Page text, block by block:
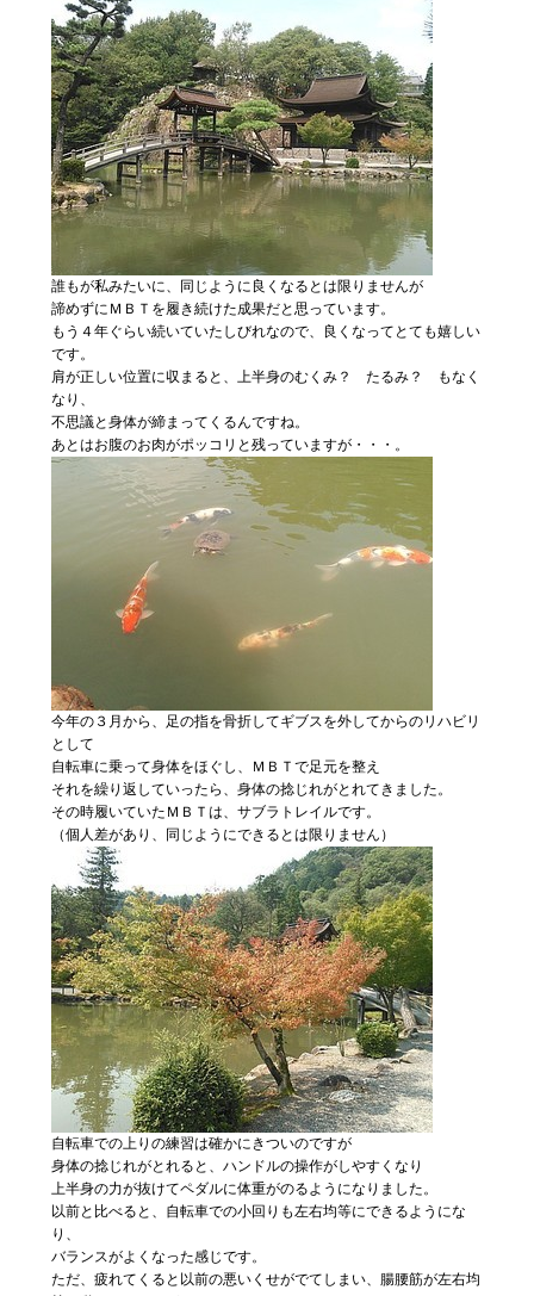
誰もが私みたいに、同じように良くなるとは限りませんが
諦めずにＭＢＴを履き続けた成果だと思っています。
もう４年ぐらい続いていたしびれなので、良くなってとても嬉しい
です。
肩が正しい位置に収まると、上半身のむくみ？ たるみ？ もなく
なり、
不思議と身体が締まってくるんですね。
あとはお腹のお肉がポッコリと残っていますが・・・。
今年の３月から、足の指を骨折してギブスを外してからのリハビリ
として
自転車に乗って身体をほぐし、ＭＢＴで足元を整え
それを繰り返していったら、身体の捻じれがとれてきました。
その時履いていたＭＢＴは、サブラトレイルです。
（個人差があり、同じようにできるとは限りません）
自転車での上りの練習は確かにきついのですが
身体の捻じれがとれると、ハンドルの操作がしやすくなり
上半身の力が抜けてペダルに体重がのるようになりました。
以前と比べると、自転車での小回りも左右均等にできるようにな
り、
バランスがよくなった感じです。
ただ、疲れてくると以前の悪いくせがでてしまい、腸腰筋が左右均